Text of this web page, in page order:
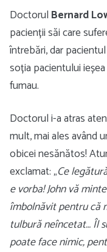
Doctorul Bernard
pacienții săi care
întrebări, dar
soția pacientului
fumau.
Doctorul i-a atras
mult, mai ales având
obicei nesănătos!
exclamat: „Ce
e vorba! John vă
îmbolnăvit pentru că
tulbură neîncetat… Îl
poate face nimic,